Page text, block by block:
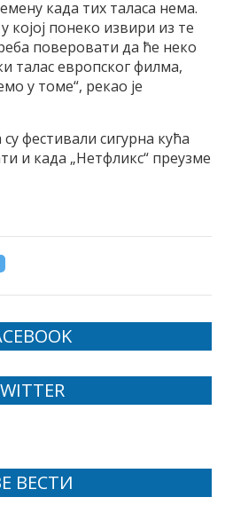
када тих таласа нема.
којој понеко извири из те
поверовати да ће неко
талас европског филма,
у томе“, рекао је
фестивали сигурна кућа
и када „Нетфликс“ преузме
ВЕСТИ